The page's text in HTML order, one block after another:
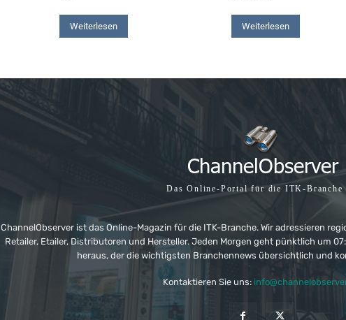
Weiterlesen Weiterlesen
Das Online-Portal für die ITK-Branche
ChannelObserver ist das Online-Magazin für die ITK-Branche. Wir adressieren
Retailer, Etailer, Distributoren und Hersteller. Jeden Morgen geht pünktlich um
heraus, der die wichtigsten Branchennews übersichtlich und
Kontaktieren Sie uns: